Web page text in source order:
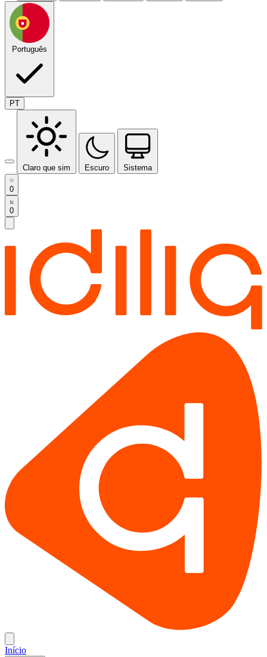
Português
PT
Claro que sim Escuro Sistema
0
0
Início